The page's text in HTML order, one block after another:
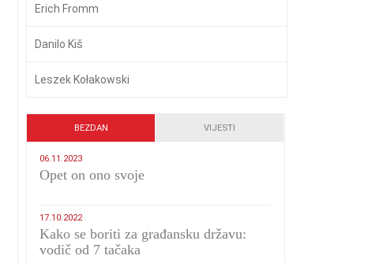
Erich Fromm
Danilo Kiš
Leszek Kołakowski
BEZDAN VIJESTI
06.11.2023
​Opet on ono svoje
17.10.2022
Kako se boriti za građansku državu:
vodič od 7 tačaka